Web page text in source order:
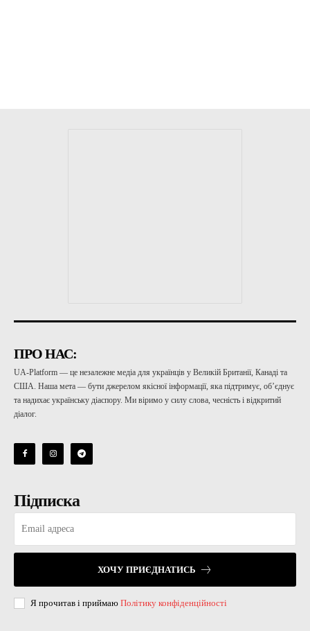
ПРО НАС:
UA-Platform — це незалежне медіа для українців у Великій Британії, Канаді та
США. Наша мета — бути джерелом якісної інформації, яка підтримує, об’єднує
та надихає українську діаспору. Ми віримо у силу слова, чесність і відкритий
діалог.
Підписка
ХОЧУ ПРИЄДНАТИСЬ
Я прочитав і приймаю Політику конфіденційності